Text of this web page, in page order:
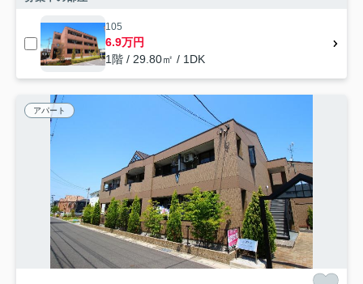
105
6.9万円
1階 / 29.80㎡ / 1DK
アパート